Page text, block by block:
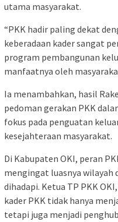
utama masyarakat.
“PKK hadir paling dekat
keberadaan kader sangat
program pembangunan
manfaatnya oleh
Ia menambahkan, hasil
pedoman gerakan PKK
fokus pada penguatan
kesejahteraan masyarakat.
Di Kabupaten OKI, peran
mengingat luasnya wilayah
dihadapi. Ketua TP PKK
kader PKK tidak hanya
tetapi juga menjadi